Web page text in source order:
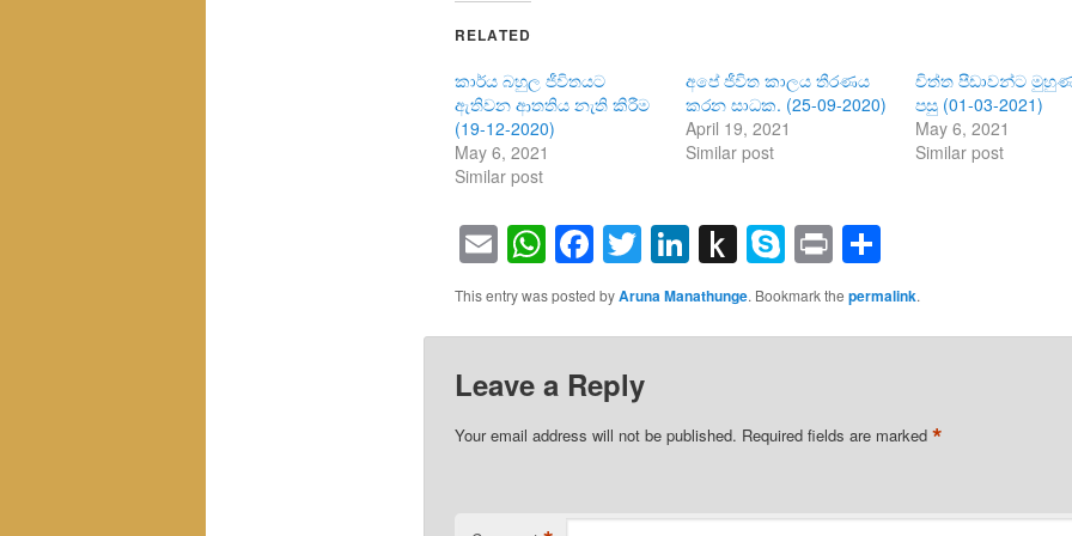
RELATED
කාර්ය බහුල ජීවිතයට
ඇතිවන ආතතිය නැති කිරීම
(19-12-2020)
May 6, 2021
Similar post
අපේ ජීවිත කාලය තීරණය
කරන සාධක. (25-09-2020)
April 19, 2021
Similar post
චිත්ත පීඩාවන්ට
පසු (01-03-2021)
May 6, 2021
Similar post
EmailWhatsApp
Facebook
Twitter
LinkedIn
Push
to
Kindle
Skype
PrintShare
This entry was posted byAruna Manathunge. Bookmark the permalink.
Leave a Reply
Your email address will not be published. Required fields are marked *